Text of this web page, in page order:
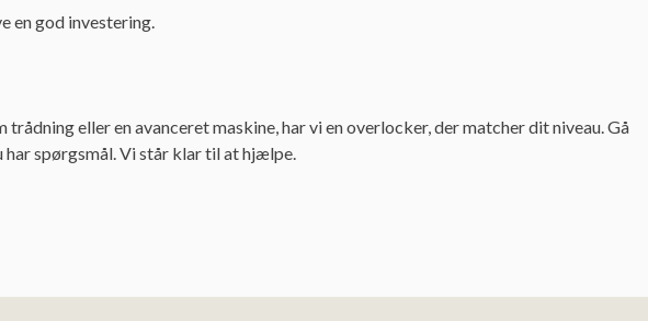
god investering.
eller en avanceret maskine, har vi en overlocker, der matcher dit niveau. Gå
spørgsmål. Vi står klar til at hjælpe.